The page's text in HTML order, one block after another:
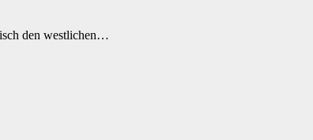
den westlichen…